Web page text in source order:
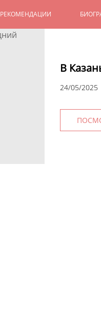
РЕКОМЕНДАЦИИ
В
24/05/2025